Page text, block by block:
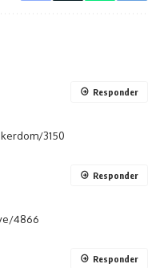
3150
Responder
4866
Responder
Responder